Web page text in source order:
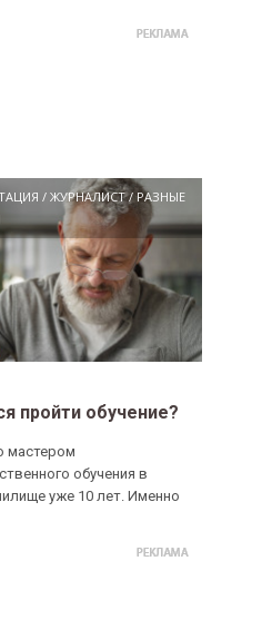
/ЖУРНАЛИСТ/ РАЗНЫЕ
пройти обучение?
мастером
обучения в
уже 10 лет. Именно